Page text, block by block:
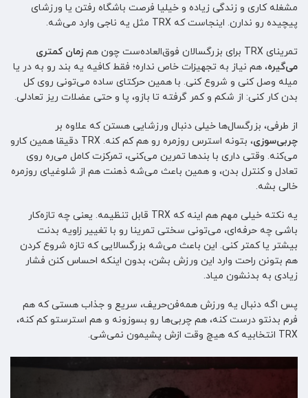
مشغله کاری و زندگی زیاده و خیلیا فرصت باشگاه رفتن یا ورزشای
پیچیده رو ندارن. اینجاست که TRX مثل یه ناجی وارد می‌شه.
تمرینای TRX برای بزرگسالان فوق‌العاده‌ست چون هم
زمان کمتری
می‌گیره، هم نیاز به تجهیزات خاص نداره؛ فقط کافیه یه بند رو به در یا
میله وصل کنی و شروع کنی. با همین حرکتای ساده می‌تونی روی کل
بدن کار کنی: از شکم و کمر گرفته تا بازو، پا و حتی عضلات ریز تعادلی.
از طرفی، بزرگسال‌ها خیلی دنبال ورزشایی هستن که علاوه بر
چربی‌سوزی
، بتونه استرس روزمره رو هم کم کنه. TRX دقیقا همین کارو
می‌کنه. وقتی داری با بندها تمرین می‌کنی، تمرکزت کامل می‌ره روی
تعادل و کنترل بدن، و همین باعث می‌شه ذهنت هم از شلوغیای روزمره
خالی بشه.
یه نکته خیلی مهم هم اینه که TRX قابل تنظیمه. یعنی چه تازه‌کار
باشی چه حرفه‌ای، می‌تونی سختی تمرینا رو با تغییر زاویه بدنت
بیشتر یا کمتر کنی. این باعث می‌شه بزرگسالایی که تازه شروع کردن
هم بتونن راحت وارد این ورزش بشن، بدون اینکه احساس کنن فشار
زیادی به بدنشون میاد.
پس اگه دنبال یه ورزش همه‌فن‌حریف، سریع و جذاب هستی که هم
فرم بدنتو درست کنه، هم چربی‌ها رو بسوزونه و هم استرستو کم کنه،
TRX انتخابیه که هیچ وقت ازش پشیمون نمی‌شی.